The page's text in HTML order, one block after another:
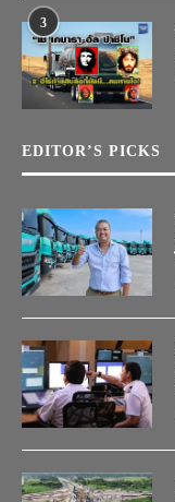
3
EDITOR’S PICKS